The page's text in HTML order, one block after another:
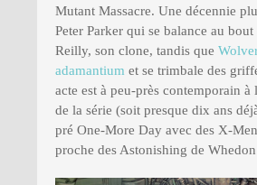
Mutant Massacre. Une décennie
Peter Parker qui se balance au
Reilly, son clone, tandis que
adamantium et se trimbale des
acte est à peu-près contemporain
de la série (soit presque dix ans
pré One-More Day avec des X-
proche des Astonishing de Whedon